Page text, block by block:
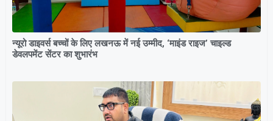
न्यूरो डाइवर्स बच्चों के लिए लखनऊ में नई उम्मीद, ‘माइंड राइज’ चाइल्ड
डेवलपमेंट सेंटर का शुभारंभ